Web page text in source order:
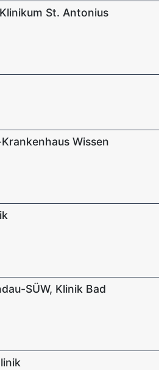
St. Antonius
Wissen
SÜW, Klinik Bad